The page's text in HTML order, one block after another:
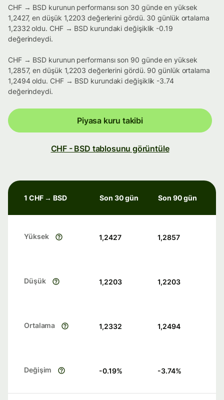
CHF → BSD kurunun performansı son 30 günde en yüksek
1,2427, en düşük 1,2203 değerlerini gördü. 30 günlük ortalama
1,2332 oldu. CHF → BSD kurundaki değişiklik -0.19
değerindeydi.
CHF → BSD kurunun performansı son 90 günde en yüksek
1,2857, en düşük 1,2203 değerlerini gördü. 90 günlük ortalama
1,2494 oldu. CHF → BSD kurundaki değişiklik -3.74
değerindeydi.
Piyasa kuru takibi
CHF - BSD tablosunu görüntüle
1 CHF → BSD Son 30 gün Son 90 gün
Yüksek 1,2427 1,2857
Düşük 1,2203 1,2203
Ortalama 1,2332 1,2494
Değişim -0.19% -3.74%